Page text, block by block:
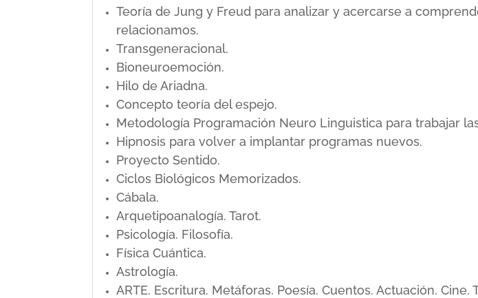
Teoría de Jung y Freud para analizar y acercarse a
relacionamos.
Transgeneracional.
Bioneuroemoción.
Hilo de Ariadna.
Concepto teoría del espejo.
Metodología Programación Neuro Linguistica para trabajar
Hipnosis para volver a implantar programas nuevos.
Proyecto Sentido.
Ciclos Biológicos Memorizados.
Cábala.
Arquetipoanalogía. Tarot.
Psicología. Filosofía.
Física Cuántica.
Astrología.
ARTE. Escritura. Metáforas. Poesía. Cuentos. Actuación.